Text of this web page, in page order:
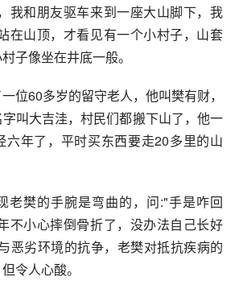
我和朋友驱车来到一座大山脚下，我
在山顶，才看见有一个小村子，山套
子像坐在井底一般。
位60多岁的留守老人，他叫樊有财，
叫大吉洼，村民们都搬下山了，他一
六年了，平时买东西要走20多里的山
老樊的手腕是弯曲的，问:"手是咋回
不小心摔倒骨折了，没办法自己长好
恶劣环境的抗争，老樊对抵抗疾病的
令人心酸。